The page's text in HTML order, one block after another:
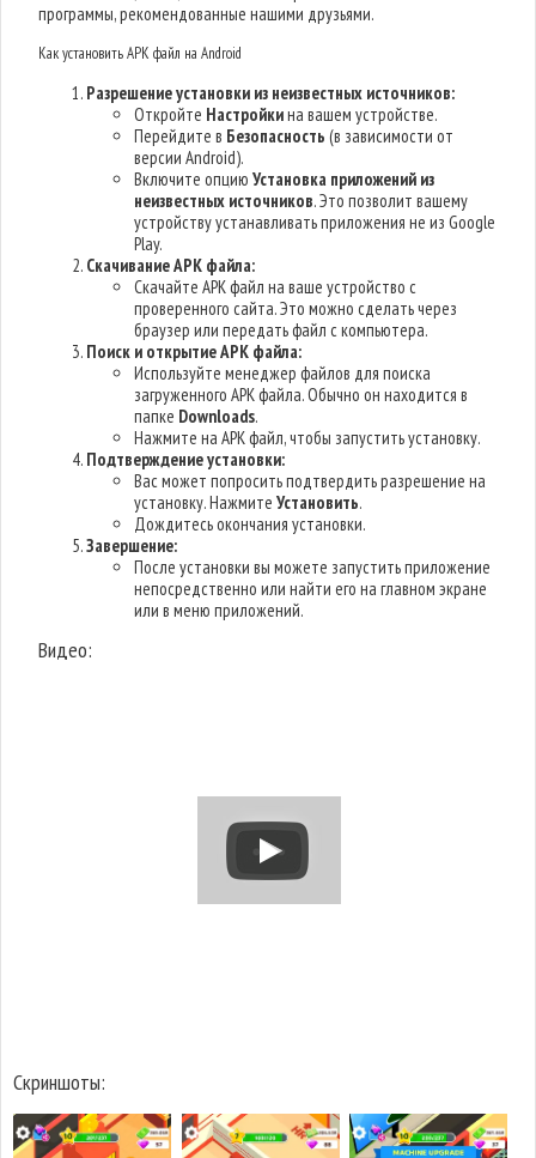
программы, рекомендованные нашими друзьями.
Как установить APK файл на Android
Разрешение установки из неизвестных источников:
Откройте Настройкина вашем устройстве.
Перейдите в Безопасность (в зависимости от
версии Android).
Включите опциюУстановка приложений из
неизвестных источников. Это позволит вашему
устройству устанавливать приложения не из Google
Play.
Скачивание APK файла:
Скачайте APK файл на ваше устройство с
проверенного сайта. Это можно сделать через
браузер или передать файл с компьютера.
Поиск и открытие APK файла:
Используйте менеджер файлов для поиска
загруженного APK файла. Обычно он находится в
папке Downloads.
Нажмите на APK файл, чтобы запустить установку.
Подтверждение установки:
Вас может попросить подтвердить разрешение на
установку. НажмитеУстановить.
Дождитесь окончания установки.
Завершение:
После установки вы можете запустить приложение
непосредственно или найти его на главном экране
или в меню приложений.
Видео:
Скриншоты: